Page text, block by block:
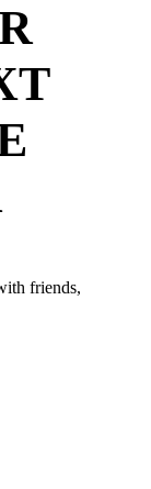
friends,